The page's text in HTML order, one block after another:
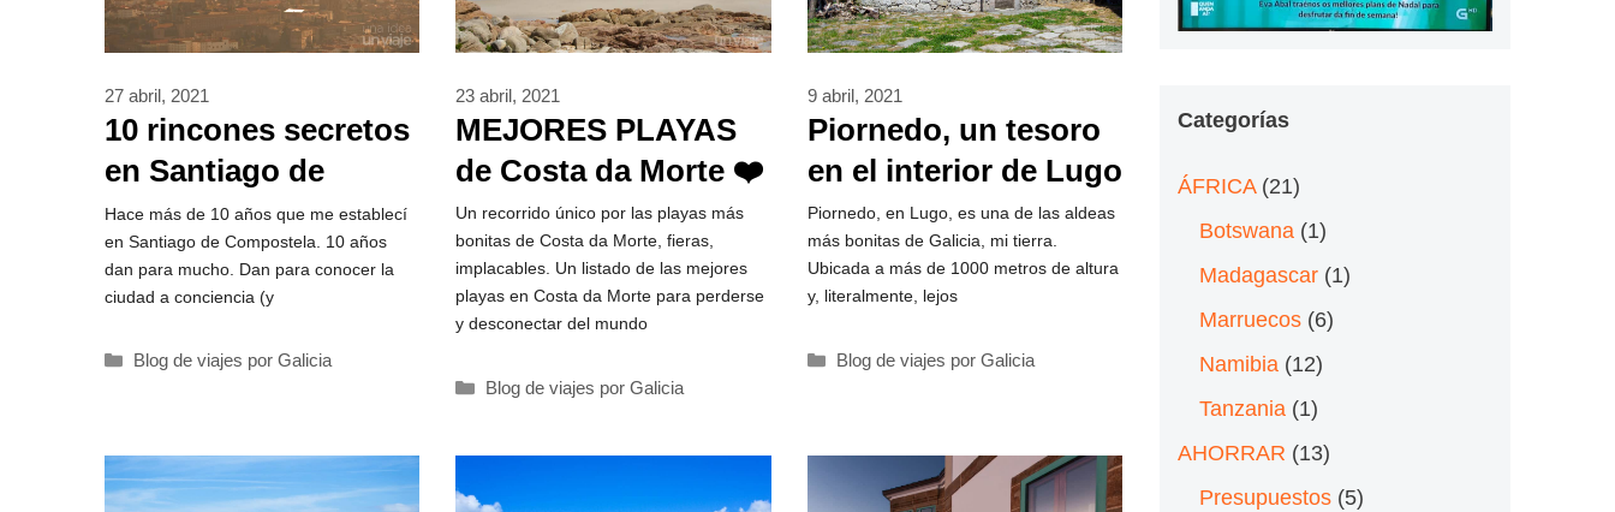
10 rincones secretos
en Santiago de
Compostela ❤️
27 abril, 2021
Hace más de 10 años que me establecí
en Santiago de Compostela. 10 años
dan para mucho. Dan para conocer la
ciudad a conciencia (y
Categorías
Blog de viajes por Galicia
MEJORES PLAYAS
de Costa da Morte ❤️
18 playas
inolvidables
23 abril, 2021
Un recorrido único por las playas más
bonitas de Costa da Morte, fieras,
implacables. Un listado de las mejores
playas en Costa da Morte para perderse
y desconectar del mundo
Categorías
Blog de viajes por Galicia
Piornedo, un tesoro
en el interior de Lugo
9 abril, 2021
Piornedo, en Lugo, es una de las aldeas
más bonitas de Galicia, mi tierra.
Ubicada a más de 1000 metros de altura
y, literalmente, lejos
Categorías
Blog de viajes por Galicia
Categorías
ÁFRICA(21)
Botswana(1)
Madagascar(1)
Marruecos(6)
Namibia(12)
Tanzania(1)
AHORRAR (13)
Presupuestos(5)